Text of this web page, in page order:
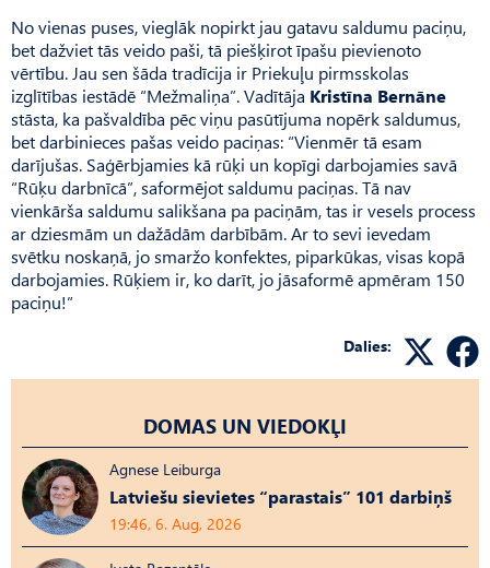
No vienas puses, vieglāk nopirkt jau gatavu saldumu paciņu,
bet dažviet tās veido paši, tā piešķirot īpašu pievienoto
vērtību. Jau sen šāda tradīcija ir Priekuļu pirmsskolas
izglītības iestādē “Mežmaliņa”. Vadītāja Kristīna Bernāne
stāsta, ka pašvaldība pēc viņu pasūtījuma nopērk saldumus,
bet darbinieces pašas veido paciņas: “Vienmēr tā esam
darījušas. Saģērbjamies kā rūķi un kopīgi darbojamies savā
“Rūķu darbnīcā”, saformējot saldumu paciņas. Tā nav
vienkārša saldumu salikšana pa paciņām, tas ir vesels process
ar dziesmām un dažādām darbībām. Ar to sevi ievedam
svētku noskaņā, jo smaržo konfektes, piparkūkas, visas kopā
darbojamies. Rūķiem ir, ko darīt, jo jāsaformē apmēram 150
paciņu!”
Dalies:
DOMAS UN VIEDOKĻI
Agnese Leiburga
Latviešu sievietes “parastais” 101 darbiņš
19:46, 6. Aug, 2026